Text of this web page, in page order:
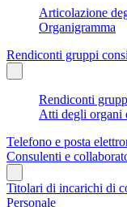
Articolazione
Organigramma
Rendiconti gruppi
Rendiconti
Atti degli organi
Telefono e posta
Consulenti e
Titolari di incarichi di
Personale